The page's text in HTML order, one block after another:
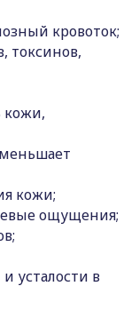
кровоток;
токсинов,
кожи,
кожи;
ощущения;
усталости в